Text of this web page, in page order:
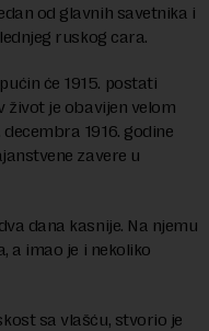
od glavnih savetnika i
ruskog cara.
će 1915. postati
život je obavijen velom
1916. godine
zavere u
dana kasnije. Na njemu
a imao je i nekoliko
sa vlašću, stvorio je